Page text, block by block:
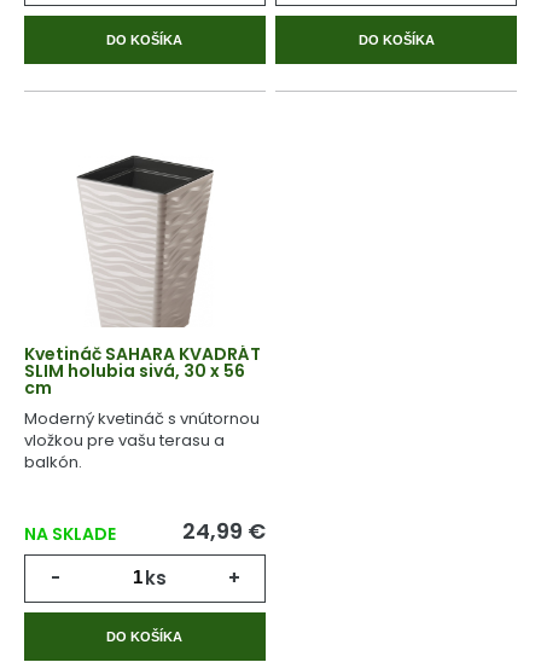
DO KOŠÍKA DO KOŠÍKA
Kvetináč SAHARA KVADRÁT
SLIM holubia sivá, 30 x 56
cm
Moderný kvetináč s vnútornou
vložkou pre vašu terasu a
balkón.
NA SKLADE 24,99 €
- ks +
DO KOŠÍKA